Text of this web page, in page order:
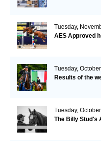
Tuesday,
AES Approved
Tuesday,
Results of the
Tuesday,
The Billy Stud's